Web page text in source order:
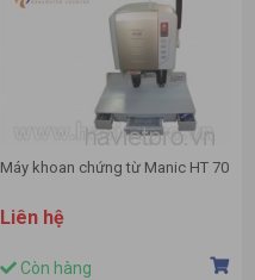
Máy khoan chứng từ Manic HT 70
Liên hệ
Còn hàng